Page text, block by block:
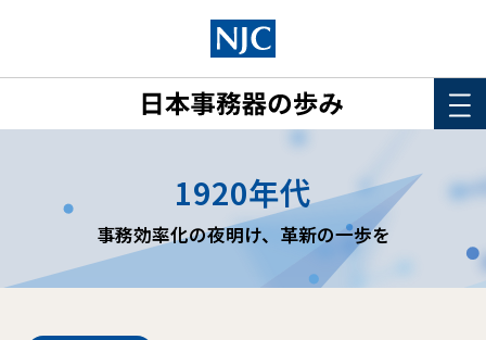
このサイトについて
年表
1920年代
事務効率化の夜明け、革新の一歩を